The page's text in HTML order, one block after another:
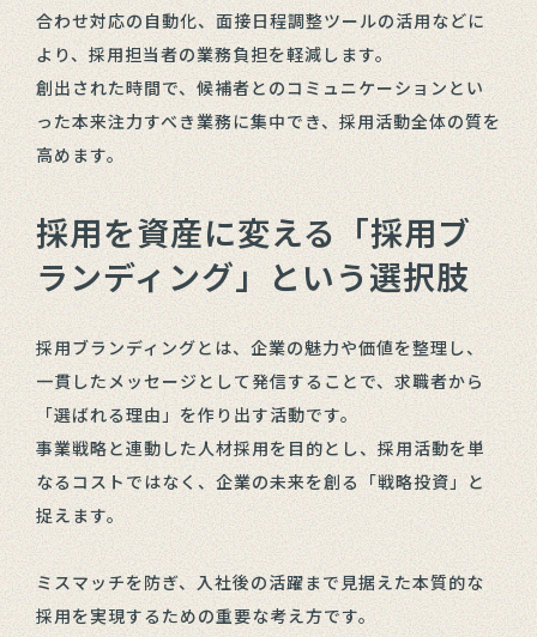
合わせ対応の自動化、面接日程調整ツールの活用などに
より、採用担当者の業務負担を軽減します。
創出された時間で、候補者とのコミュニケーションとい
った本来注力すべき業務に集中でき、採用活動全体の質を
高めます。
採用を資産に変える「採用ブ
ランディング」という選択肢
採用ブランディングとは、企業の魅力や価値を整理し、
一貫したメッセージとして発信することで、求職者から
「選ばれる理由」を作り出す活動です。
事業戦略と連動した人材採用を目的とし、採用活動を単
なるコストではなく、企業の未来を創る「戦略投資」と
捉えます。
ミスマッチを防ぎ、入社後の活躍まで見据えた本質的な
採用を実現するための重要な考え方です。